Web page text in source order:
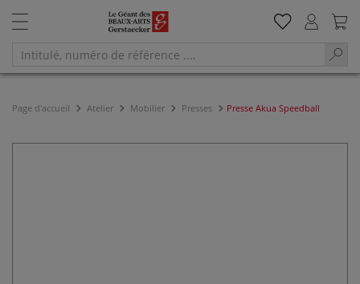
Page d'accueil Atelier Mobilier Presses Presse Akua Speedball